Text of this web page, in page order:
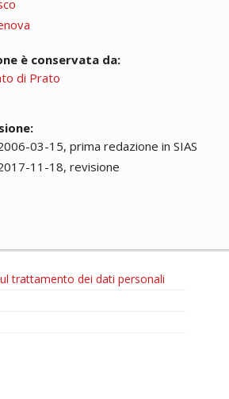
è conservata da:
di Prato
03-15, prima redazione in SIAS
11-18, revisione
trattamento dei dati personali